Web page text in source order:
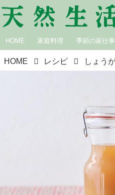
HOME 家庭料理 季節の家仕事
HOME レシピ